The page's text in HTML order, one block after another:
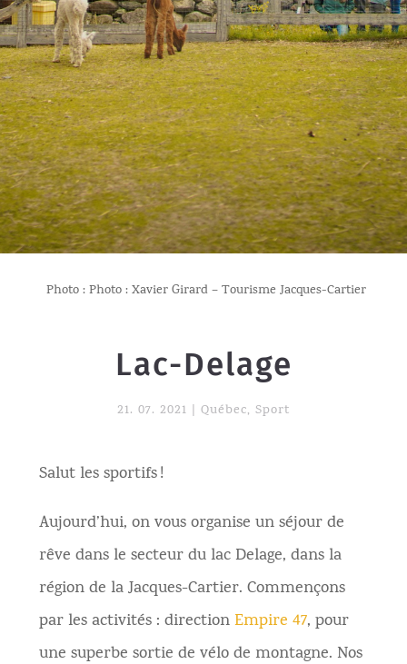
Photo : Photo : Xavier Girard – Tourisme Jacques-Cartier
Lac-Delage
21. 07. 2021 Québec, Sport
Salut les sportifs !
Aujourd’hui, on vous organise un séjour de
rêve dans le secteur du lac Delage, dans la
région de la Jacques-Cartier. Commençons
par les activités : directionEmpire 47, pour
une superbe sortie de vélo de montagne. Nos